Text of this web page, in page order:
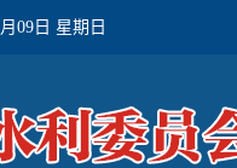
09日 星期日